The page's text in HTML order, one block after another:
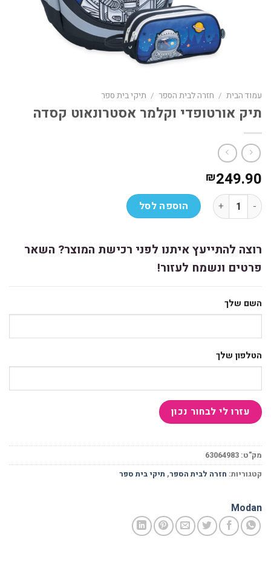
עמוד הבית / חזרה לבית הספר / תיקי בית ספר
תיק אורטופדי וקלמר אסטרונאוט קסדה
₪249.90
כמות של תיק אורטופדי וקלמר אסטרונאוט קסדה
הוספה לסל
רוצה להתייעץ איתנו לפני רכישת המוצר? השאר
פרטים ונשמח לעזור!
השם שלך
הטלפון שלך
מק"ט:63064983
קטגוריות:חזרה לבית הספר,תיקי בית ספר
Modan